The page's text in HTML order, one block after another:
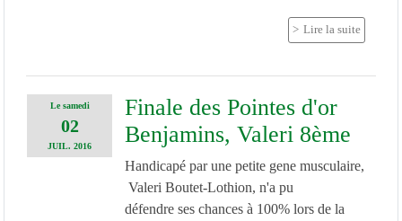
Lire la suite
Lesamedi
02
JUIL. 2016
Finale des Pointes d'or
Benjamins, Valeri 8ème
Handicapé par une petite gene musculaire,
Valeri Boutet-Lothion, n'a pu
défendre ses chances à 100% lors de la